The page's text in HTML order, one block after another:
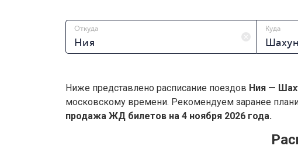
Откуда Куда
Ниже представлено расписание поездов Ния —
московскому времени. Рекомендуем заранее
продажа ЖД билетов на 4 ноября 2026 года.